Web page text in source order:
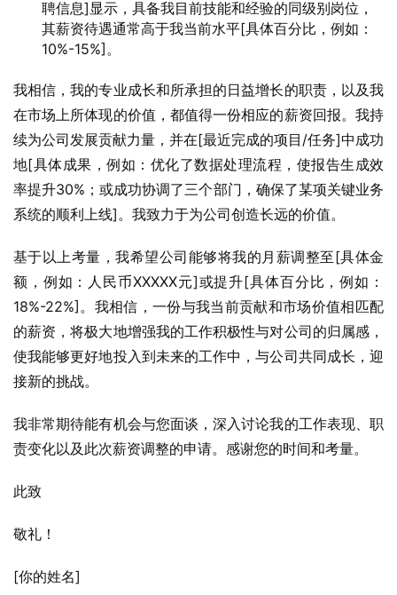
聘信息]显示，具备我目前技能和经验的同级别岗位，
其薪资待遇通常高于我当前水平[具体百分比，例如：
10%-15%]。
我相信，我的专业成长和所承担的日益增长的职责，以及我
在市场上所体现的价值，都值得一份相应的薪资回报。我持
续为公司发展贡献力量，并在[最近完成的项目/任务]中成功
地[具体成果，例如：优化了数据处理流程，使报告生成效
率提升30%；或成功协调了三个部门，确保了某项关键业务
系统的顺利上线]。我致力于为公司创造长远的价值。
基于以上考量，我希望公司能够将我的月薪调整至[具体金
额，例如：人民币XXXXX元]或提升[具体百分比，例如：
18%-22%]。我相信，一份与我当前贡献和市场价值相匹配
的薪资，将极大地增强我的工作积极性与对公司的归属感，
使我能够更好地投入到未来的工作中，与公司共同成长，迎
接新的挑战。
我非常期待能有机会与您面谈，深入讨论我的工作表现、职
责变化以及此次薪资调整的申请。感谢您的时间和考量。
此致
敬礼！
[你的姓名]